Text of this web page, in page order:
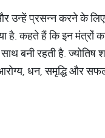
उन्हें प्रसन्न करने के
है. कहते हैं कि इन मंत्रों
बनी रहती है.
धन, समृद्धि और